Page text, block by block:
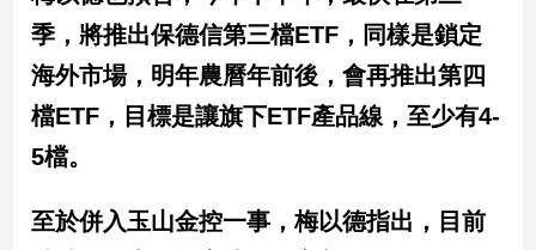
合
作
媒
體
投
季，將推出保德信第三檔ETF，同樣是鎖定
海外市場，明年農曆年前後，會再推出第四
檔ETF，目標是讓旗下ETF產品線，至少有4-
5檔。
至於併入玉山金控一事，梅以德指出，目前